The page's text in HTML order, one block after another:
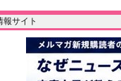
サイト